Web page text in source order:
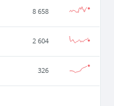
8 658
2 604
326